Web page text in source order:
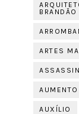
BRANDÃO
ARTES
AUXÍLIO